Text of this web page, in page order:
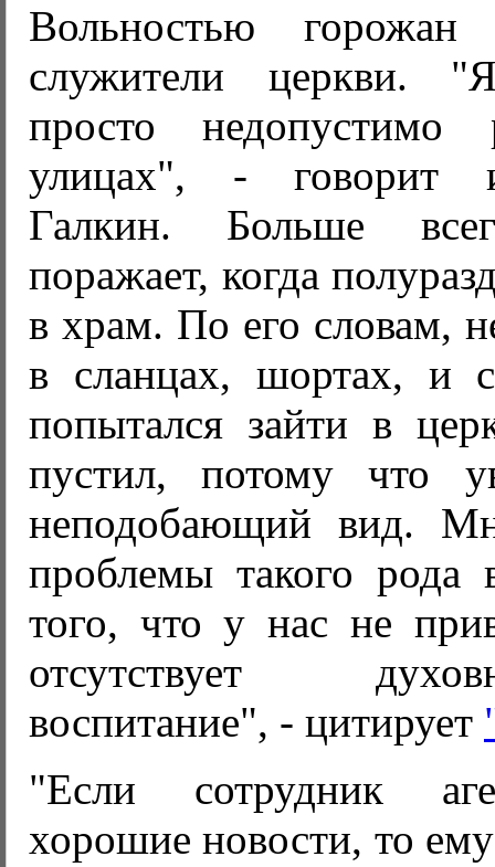
Вольностью
служители церкви.
просто недопустимо
улицах", - говорит
Галкин. Больше
поражает, когда
в храм. По его словам,
в сланцах, шортах, и
попытался зайти в
пустил, потому что
неподобающий вид.
проблемы такого рода
того, что у нас не
отсутствует
воспитание", - цитирует
"Если сотрудник
хорошие новости, то